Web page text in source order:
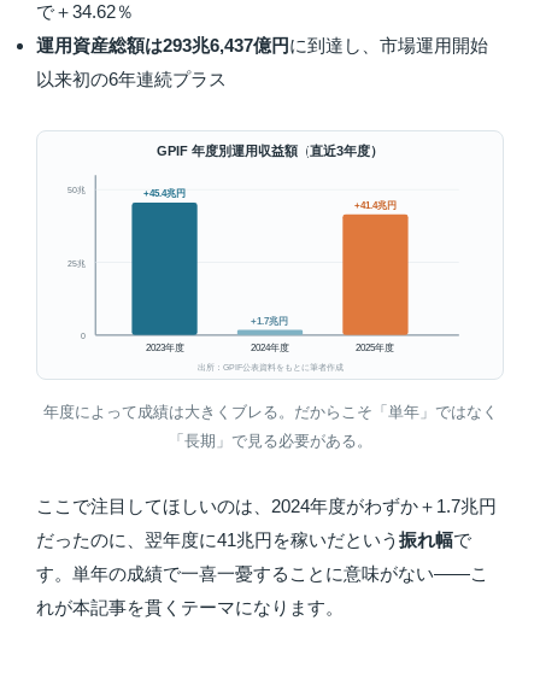
で＋34.62％
運用資産総額は293兆6,437億円に到達し、市場運用開始
以来初の6年連続プラス
GPIF 年度別運用収益額（直近3年度）
0
25兆
50兆 +45.4兆円
2023年度
+1.7兆円
2024年度
+41.4兆円
2025年度
出所：GPIF公表資料をもとに筆者作成
年度によって成績は大きくブレる。だからこそ「単年」ではなく
「長期」で見る必要がある。
ここで注目してほしいのは、2024年度がわずか＋1.7兆円
だったのに、翌年度に41兆円を稼いだという 振れ幅で
す。単年の成績で一喜一憂することに意味がない——こ
れが本記事を貫くテーマになります。